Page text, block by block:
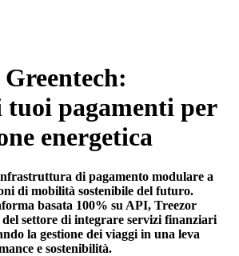
pagamenti per
energetica
di pagamento modulare a
di mobilità sostenibile del futuro.
basata 100% su API, Treezor
del settore di integrare servizi finanziari
la gestione dei viaggi in una leva
e sostenibilità.